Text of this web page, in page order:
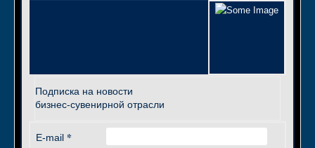
Подписка на новости
бизнес-сувенирной отрасли
E-mail *